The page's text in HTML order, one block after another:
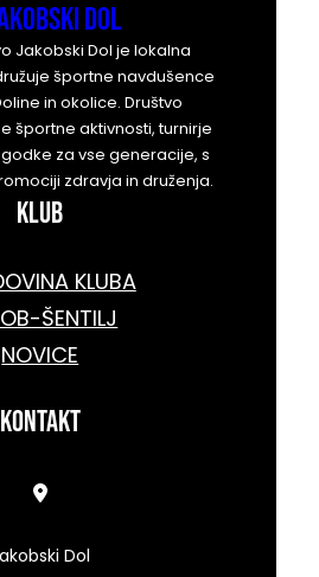
Dol
Jakobski Dol je lokalna
športne navdušence
in okolice. Društvo
športne aktivnosti, turnirje
za vse generacije, s
zdravja in druženja.
KLUB
KLUBA
ŠENTILJ
NOVICE
kontakt
Dol